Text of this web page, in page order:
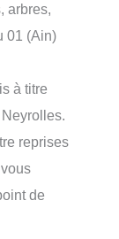
arbres,
01 (Ain)
à titre
reprises
de